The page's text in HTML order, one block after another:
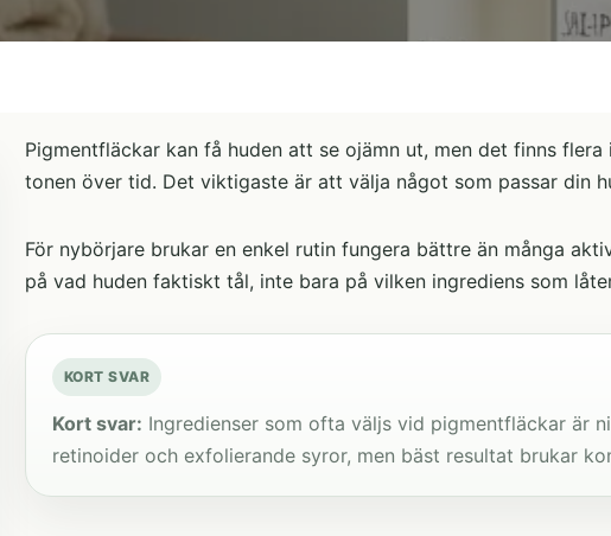
Pigmentfläckar kan få huden att se ojämn ut, men det finns
tonen över tid. Det viktigaste är att välja något som passar din
För nybörjare brukar en enkel rutin fungera bättre än många
på vad huden faktiskt tål, inte bara på vilken ingrediens som
KORT SVAR
Kort svar: Ingredienser som ofta väljs vid pigmentfläckar är
retinoider och exfolierande syror, men bäst resultat brukar